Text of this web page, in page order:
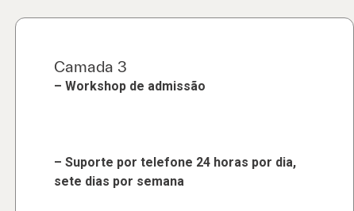
Camada 3
– Workshop de admissão
– Suporte por telefone 24 horas por dia,
sete dias por semana